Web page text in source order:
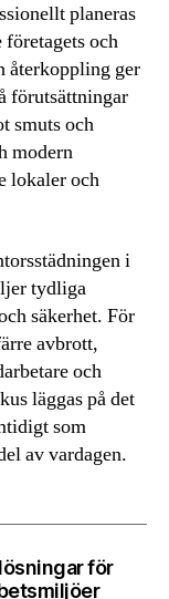
planeras
och
återkoppling ger
förutsättningar
smuts och
modern
lokaler och
i
tydliga
säkerhet. För
avbrott,
och
läggas på det
som
av vardagen.
för